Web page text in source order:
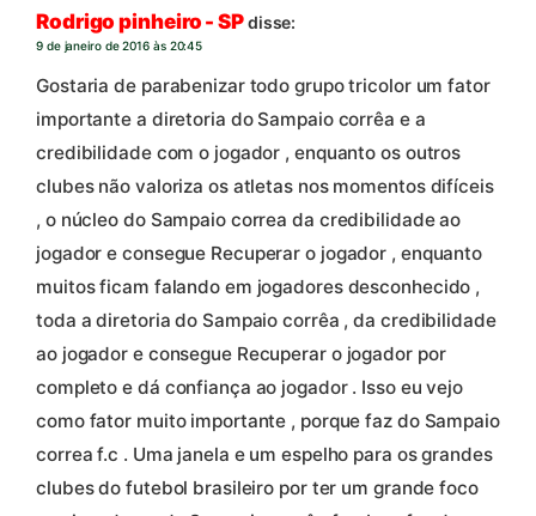
Rodrigo pinheiro - SPdisse:
9 de janeiro de 2016 às 20:45
Gostaria de parabenizar todo grupo tricolor um fator
importante a diretoria do Sampaio corrêa e a
credibilidade com o jogador , enquanto os outros
clubes não valoriza os atletas nos momentos difíceis
, o núcleo do Sampaio correa da credibilidade ao
jogador e consegue Recuperar o jogador , enquanto
muitos ficam falando em jogadores desconhecido ,
toda a diretoria do Sampaio corrêa , da credibilidade
ao jogador e consegue Recuperar o jogador por
completo e dá confiança ao jogador . Isso eu vejo
como fator muito importante , porque faz do Sampaio
correa f.c . Uma janela e um espelho para os grandes
clubes do futebol brasileiro por ter um grande foco